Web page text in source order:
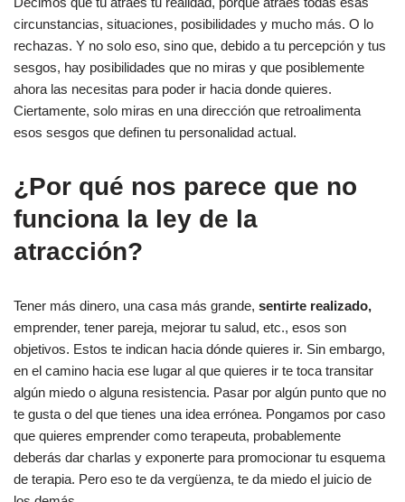
circunstancias, situaciones, posibilidades y mucho más. O lo
rechazas. Y no solo eso, sino que, debido a tu percepción y tus
sesgos, hay posibilidades que no miras y que posiblemente
ahora las necesitas para poder ir hacia donde quieres.
Ciertamente, solo miras en una dirección que retroalimenta
esos sesgos que definen tu personalidad actual.
¿Por qué nos parece que no
funciona la ley de la
atracción?
Tener más dinero, una casa más grande, sentirte realizado,
emprender, tener pareja, mejorar tu salud, etc., esos son
objetivos. Estos te indican hacia dónde quieres ir. Sin embargo,
en el camino hacia ese lugar al que quieres ir te toca transitar
algún miedo o alguna resistencia. Pasar por algún punto que no
te gusta o del que tienes una idea errónea. Pongamos por caso
que quieres emprender como terapeuta, probablemente
deberás dar charlas y exponerte para promocionar tu esquema
de terapia. Pero eso te da vergüenza, te da miedo el juicio de